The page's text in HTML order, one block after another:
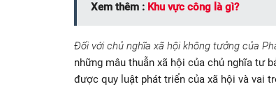
Xem thêm : Khu vực công là gì?
Đối với chủ nghĩa xã hội không tưởng của
những mâu thuẫn xã hội của chủ nghĩa tư
được quy luật phát triển của xã hội và vai